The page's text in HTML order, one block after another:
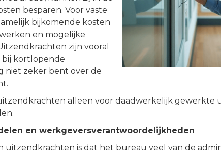
besparen. Voor vaste
bijkomende kosten
en mogelijke
zijn vooral
kortlopende
niet zeker bent over de
alleen voor daadwerkelijk gewerkte
en werkgeversverantwoordelijkheden
uitzendkrachten is dat het bureau veel van de